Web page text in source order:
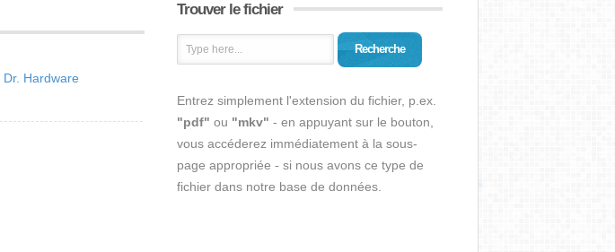
Dr. Hardware
Trouver le fichier
Recherche
Entrez simplement l'extension du fichier, p.ex.
"pdf" ou "mkv" - en appuyant sur le bouton,
vous accéderez immédiatement à la sous-
page appropriée - si nous avons ce type de
fichier dans notre base de données.